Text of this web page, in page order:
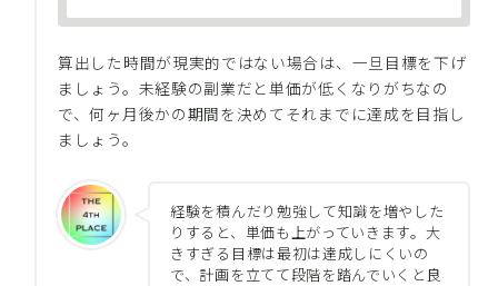
算出した時間が現実的ではない場合は、一旦目標を下げ
ましょう。未経験の副業だと単価が低くなりがちなの
で、何ヶ月後かの期間を決めてそれまでに達成を目指し
ましょう。
経験を積んだり勉強して知識を増やした
りすると、単価も上がっていきます。大
きすぎる目標は最初は達成しにくいの
で、計画を立てて段階を踏んでいくと良